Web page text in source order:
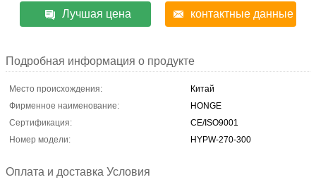
Лучшая цена контактные данные
Подробная информация о продукте
Место происхождения:
Китай
Фирменное наименование:
HONGE
Сертификация:
CE/ISO9001
Номер модели:
HYPW-270-300
Оплата и доставка Условия